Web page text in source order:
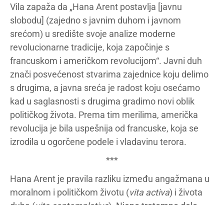
Vila zapaža da „Hana Arent postavlja [javnu
slobodu] (zajedno s javnim duhom i javnom
srećom) u središte svoje analize moderne
revolucionarne tradicije, koja započinje s
francuskom i američkom revolucijom“. Javni duh
znači posvećenost stvarima zajednice koju delimo
s drugima, a javna sreća je radost koju osećamo
kad u saglasnosti s drugima gradimo novi oblik
političkog života. Prema tim merilima, američka
revolucija je bila uspešnija od francuske, koja se
izrodila u ogorčene podele i vladavinu terora.
***
Hana Arent je pravila razliku između angažmana u
moralnom i političkom životu (vita activa) i života